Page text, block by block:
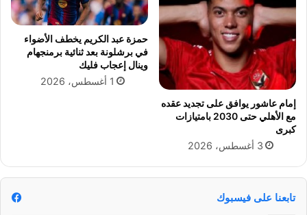
ق
ع
ا
ت
ا
ل
س
ت
ق
ل
ي
ة
د
ه
ا
ل
ه
ل
ا
ل
م
ن
أ
س
ا
إمام عاشور يوافق على تجديد عقده
مع الأهلي حتى 2030 بامتيازات
كبرى
3 أغسطس، 2026
حمزة عبد الكريم يخطف الأضواء
في برشلونة بعد ثنائية برمنجهام
وينال إعجاب فليك
1 أغسطس، 2026
تابعنا على فيسبوك